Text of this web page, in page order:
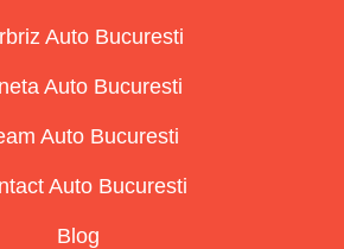
Auto Bucuresti
Auto Bucuresti
Auto Bucuresti
Auto Bucuresti
Blog